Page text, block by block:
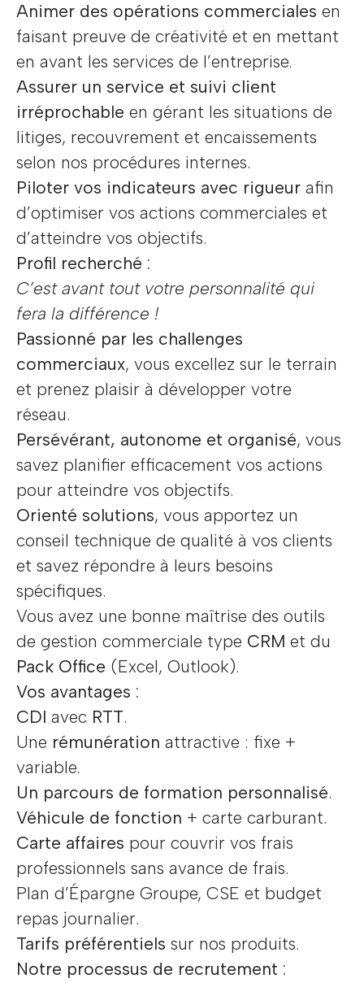
Animer des opérations commerciales en
faisant preuve de créativité et en mettant
en avant les services de l’entreprise.
Assurer un service et suivi client
irréprochable en gérant les situations de
litiges, recouvrement et encaissements
selon nos procédures internes.
Piloter vos indicateurs avec rigueur afin
d’optimiser vos actions commerciales et
d’atteindre vos objectifs.
Profil recherché :
C’est avant tout votre personnalité qui
fera la différence !
Passionné par les challenges
commerciaux, vous excellez sur le terrain
et prenez plaisir à développer votre
réseau.
Persévérant, autonome et organisé, vous
savez planifier efficacement vos actions
pour atteindre vos objectifs.
Orienté solutions, vous apportez un
conseil technique de qualité à vos clients
et savez répondre à leurs besoins
spécifiques.
Vous avez une bonne maîtrise des outils
de gestion commerciale type CRM et du
Pack Office (Excel, Outlook).
Vos avantages :
CDI avec RTT.
Une rémunération attractive : fixe +
variable.
Un parcours de formation personnalisé.
Véhicule de fonction + carte carburant.
Carte affaires pour couvrir vos frais
professionnels sans avance de frais.
Plan d’Épargne Groupe, CSE et budget
repas journalier.
Tarifs préférentiels sur nos produits.
Notre processus de recrutement :